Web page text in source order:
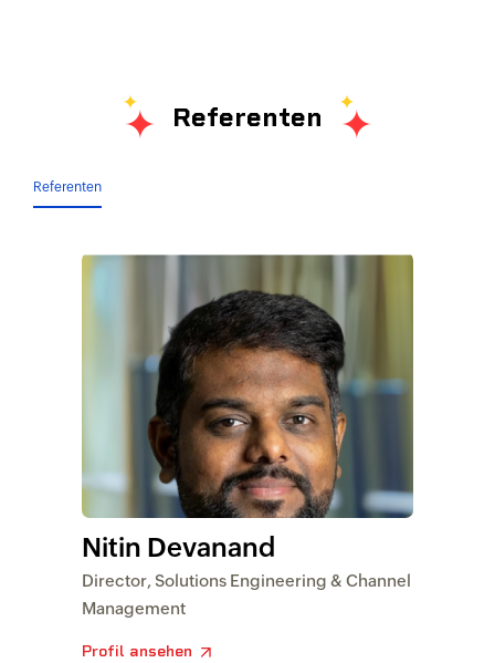
Referenten
Referenten
Nitin Devanand
Director, Solutions Engineering & Channel
Management
Profil ansehen